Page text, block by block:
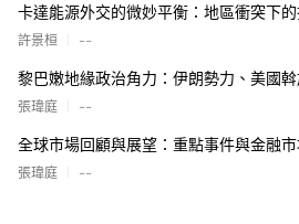
卡達能源外交的微妙平衡：地區衝突下
許景桓 --
黎巴嫩地緣政治角力：伊朗勢力、美國
張瑋庭 --
全球市場回顧與展望：重點事件與金融
張瑋庭 --